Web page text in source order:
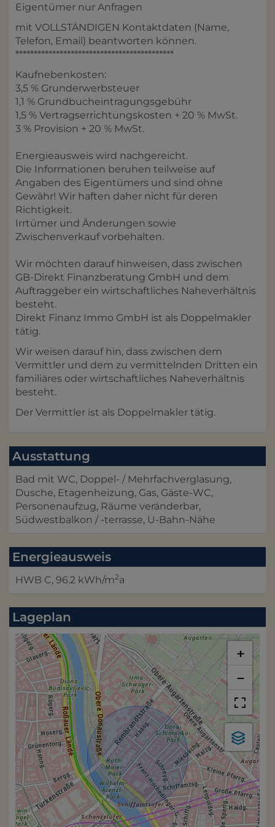
Eigentümer nur Anfragen
mit VOLLSTÄNDIGEN Kontaktdaten (Name,
Telefon, Email) beantworten können.
*******************************************
Kaufnebenkosten:
3,5 % Grunderwerbsteuer
1,1 % Grundbucheintragungsgebühr
1,5 % Vertragserrichtungskosten + 20 % MwSt.
3 % Provision + 20 % MwSt.
Energieausweis wird nachgereicht.
Die Informationen beruhen teilweise auf
Angaben des Eigentümers und sind ohne
Gewähr! Wir haften daher nicht für deren
Richtigkeit.
Irrtümer und Änderungen sowie
Zwischenverkauf vorbehalten.
Wir möchten darauf hinweisen, dass zwischen
GB-Direkt Finanzberatung GmbH und dem
Auftraggeber ein wirtschaftliches Naheverhältnis
besteht.
Direkt Finanz Immo GmbH ist als Doppelmakler
tätig.
Wir weisen darauf hin, dass zwischen dem
Vermittler und dem zu vermittelnden Dritten ein
familiäres oder wirtschaftliches Naheverhältnis
besteht.
Der Vermittler ist als Doppelmakler tätig.
Ausstattung
Bad mit WC Doppel- / Mehrfachverglasung
Dusche Etagenheizung Gas Gäste-WC
Personenaufzug Räume veränderbar
Südwestbalkon / -terrasse U-Bahn-Nähe
Energieausweis
HWB C, 96.2 kWh/m2a
Lageplan
+
−